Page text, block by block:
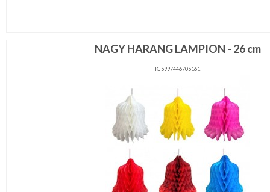
NAGY HARANG LAMPION - 26 cm
KJ5997446705161